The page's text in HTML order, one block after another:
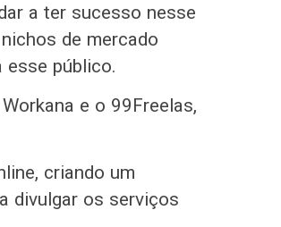
a ter sucesso nesse
de mercado
público.
e o 99Freelas,
criando um
divulgar os serviços